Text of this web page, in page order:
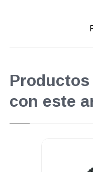
con este